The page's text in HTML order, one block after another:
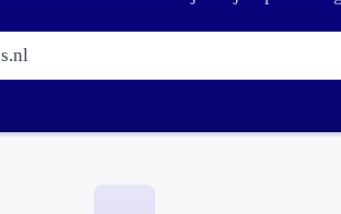
E-mailadres: